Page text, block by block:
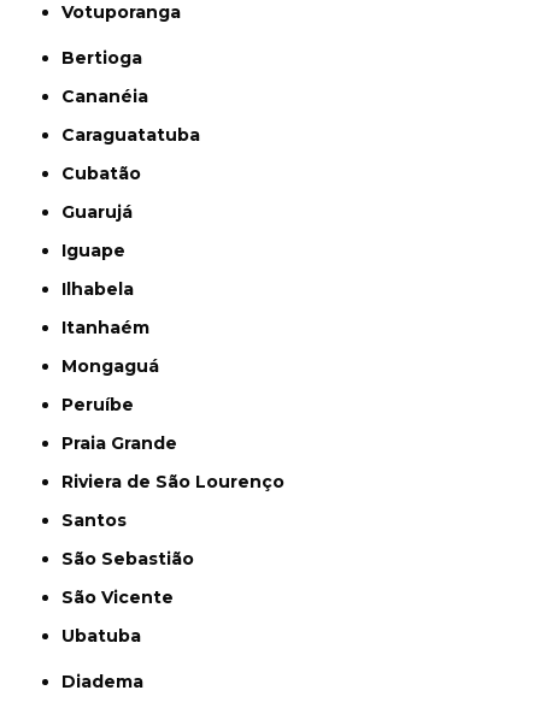
Votuporanga
Bertioga
Cananéia
Caraguatatuba
Cubatão
Guarujá
Iguape
Ilhabela
Itanhaém
Mongaguá
Peruíbe
Praia Grande
Riviera de São Lourenço
Santos
São Sebastião
São Vicente
Ubatuba
Diadema